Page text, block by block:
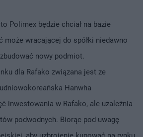
to Polimex będzie chciał na bazie
może wracającej do spółki niedawno
nowy podmiot.
dla Rafako związana jest ze
Hanwha
inwestowania w Rafako, ale uzależnia
podwodnych. Biorąc pod uwagę